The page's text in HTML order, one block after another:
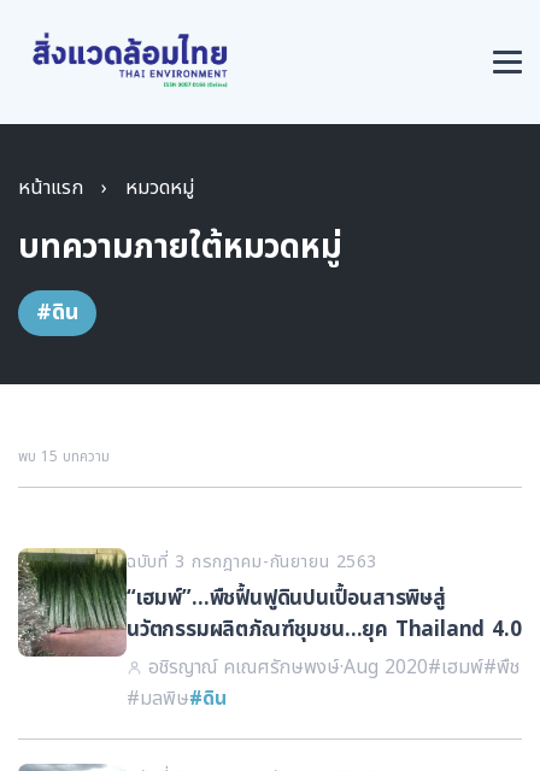
หน้าแรก › หมวดหมู่
บทความภายใต้หมวดหมู่
#ดิน
พบ 15 บทความ
ฉบับที่ 3 กรกฎาคม-กันยายน 2563
“เฮมพ์”…พืชฟื้นฟูดินปนเปื้อนสารพิษสู่
นวัตกรรมผลิตภัณฑ์ชุมชน…ยุค Thailand 4.0
อชิรญาณ์ คเณศรักษพงษ์·Aug 2020#เฮมพ์#พืช
#มลพิษ#ดิน